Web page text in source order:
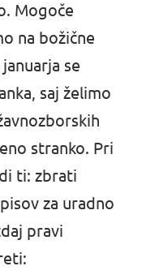
Mogoče
na božične
se
saj želimo
stranko. Pri
ti: zbrati
za uradno
pravi